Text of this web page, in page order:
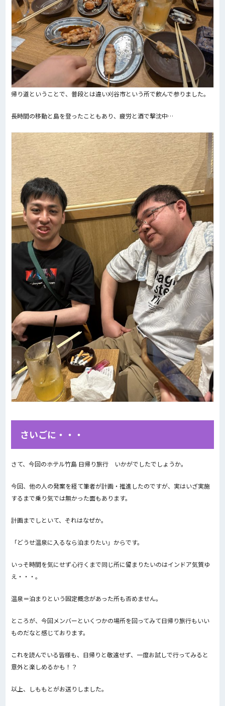
帰り道ということで、普段とは違い刈谷市という所で飲んで参りました。
長時間の移動と島を登ったこともあり、疲労と酒で撃沈中…
さいごに・・・
さて、今回のホテル竹島 日帰り旅行 いかがでしたでしょうか。
今回、他の人の発案を経て筆者が計画・推進したのですが、実はいざ実施
するまで乗り気では無かった面もあります。
計画までしといて、それはなぜか。
「どうせ温泉に入るなら泊まりたい」からです。
いっそ時間を気にせず心行くまで同じ所に留まりたいのはインドア気質ゆ
え・・・。
温泉＝泊まりという固定概念があった所も否めません。
ところが、今回メンバーといくつかの場所を回ってみて日帰り旅行もいい
ものだなと感じております。
これを読んでいる皆様も、日帰りと敬遠せず、一度お試しで行ってみると
意外と楽しめるかも！？
以上、しももとがお送りしました。